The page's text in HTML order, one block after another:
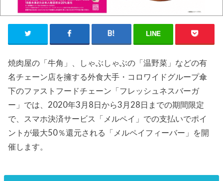
LINE
焼肉屋の「牛角」、しゃぶしゃぶの「温野菜」などの有
名チェーン店を擁する外食大手・コロワイドグループ傘
下のファストフードチェーン「フレッシュネスバーガ
ー」では、2020年3月8日から3月28日までの期間限定
で、スマホ決済サービス「メルペイ」での支払いでポイ
ントが最大50％還元される「メルペイフィーバー」を開
催します。